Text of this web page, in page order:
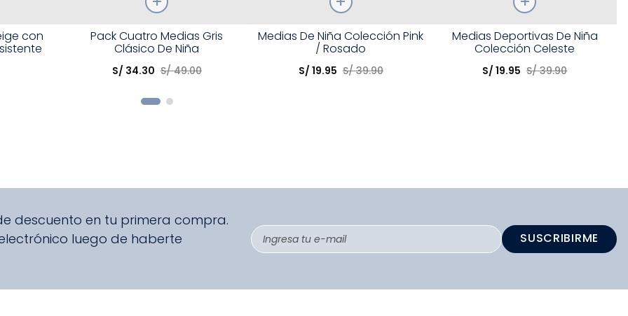
con
Elige una opción
Pack Cuatro Medias Gris
Clásico De Niña
S/ 34.30 S/ 49.00
Talla
Elige una opción
Medias De Niña Colección Pink
/ Rosado
S/ 19.95 S/ 39.90
Talla
Elige una opción
Medias Deportivas De Niña
Colección Celeste
S/ 19.95 S/ 39.90
descuento en tu primera compra.
luego de haberte
SUSCRIBIRME